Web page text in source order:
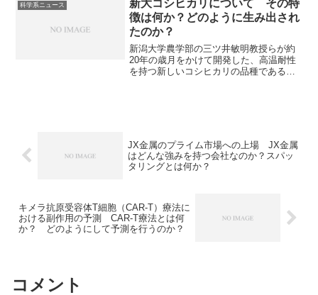
気、化学物質、熱などから保護する材料
で、宇宙線の影響を減らす役割も持って
いるため、ISSでの試験を計画していま
す。封止材や宇宙線とは何かを知ること
ができます。
科学系ニュース
新大コシヒカリについて その特
徴は何か？どのように生み出され
たのか？
新潟大学農学部の三ツ井敏明教授らが約
20年の歳月をかけて開発した、高温耐性
を持つ新しいコシヒカリの品種である新
きる記事になっています。
​JX金属のプライム市場への上場 JX金属
はどんな強みを持つ会社なのか？スパッ
タリングとは何か？
キメラ抗原受容体T細胞（CAR-T）療法に
おける副作用の予測 CAR-T療法とは何
か？ どのようにして予測を行うのか？
コメント